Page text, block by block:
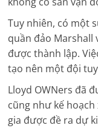
Tuy nhiên, có một
quần đảo Marshall
được thành lập.
tạo nên một đội
Lloyd OWNers đã
cũng như kế
gia được đề ra dự